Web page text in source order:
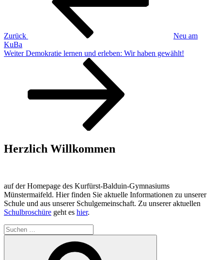
Zurück
Neu am
KuBa
Nächster
Weiter Demokratie lernen und erleben: Wir haben gewählt!
Herzlich Willkommen
auf der Homepage des Kurfürst-Balduin-Gymnasiums
Münstermaifeld. Hier finden Sie aktuelle Informationen zu unserer
Schule und aus unserer Schulgemeinschaft. Zu unserer aktuellen
Schulbroschüre geht es hier.
Suchen
nach: